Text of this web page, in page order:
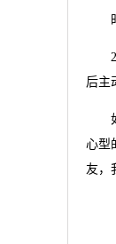
时
后主
如
心型
友，